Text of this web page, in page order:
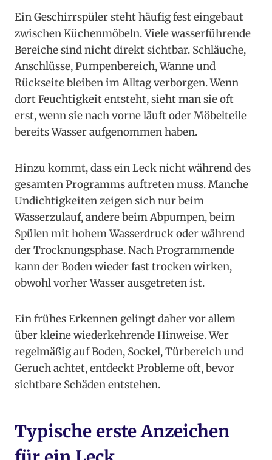
Ein Geschirrspüler steht häufig fest eingebaut
zwischen Küchenmöbeln. Viele wasserführende
Bereiche sind nicht direkt sichtbar. Schläuche,
Anschlüsse, Pumpenbereich, Wanne und
Rückseite bleiben im Alltag verborgen. Wenn
dort Feuchtigkeit entsteht, sieht man sie oft
erst, wenn sie nach vorne läuft oder Möbelteile
bereits Wasser aufgenommen haben.
Hinzu kommt, dass ein Leck nicht während des
gesamten Programms auftreten muss. Manche
Undichtigkeiten zeigen sich nur beim
Wasserzulauf, andere beim Abpumpen, beim
Spülen mit hohem Wasserdruck oder während
der Trocknungsphase. Nach Programmende
kann der Boden wieder fast trocken wirken,
obwohl vorher Wasser ausgetreten ist.
Ein frühes Erkennen gelingt daher vor allem
über kleine wiederkehrende Hinweise. Wer
regelmäßig auf Boden, Sockel, Türbereich und
Geruch achtet, entdeckt Probleme oft, bevor
sichtbare Schäden entstehen.
Typische erste Anzeichen